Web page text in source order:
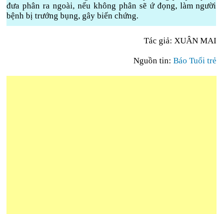
đưa phân ra ngoài, nếu không phân sẽ ứ đọng, làm người
bệnh bị trướng bụng, gây biến chứng.
Tác giả: XUÂN MAI
Nguồn tin: Báo Tuổi trẻ